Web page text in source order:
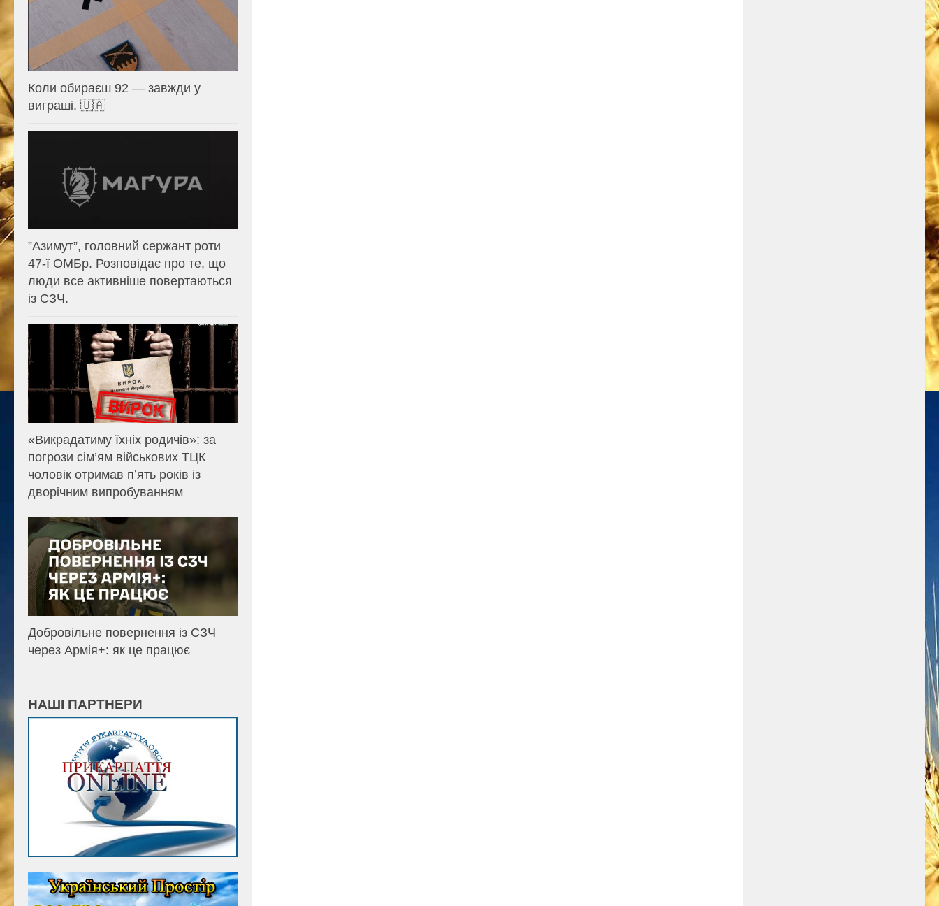
Коли обираєш 92 — завжди у
виграші. 🇺🇦
⁨”Азимут”, головний сержант роти
47-ї ОМБр. Розповідає про те, що
люди все активніше повертаються
із СЗЧ.
«Викрадатиму їхніх родичів»: за
погрози сім’ям військових ТЦК
чоловік отримав п’ять років із
дворічним випробуванням
Добровільне повернення із СЗЧ
через Армія+: як це працює
НАШІ ПАРТНЕРИ